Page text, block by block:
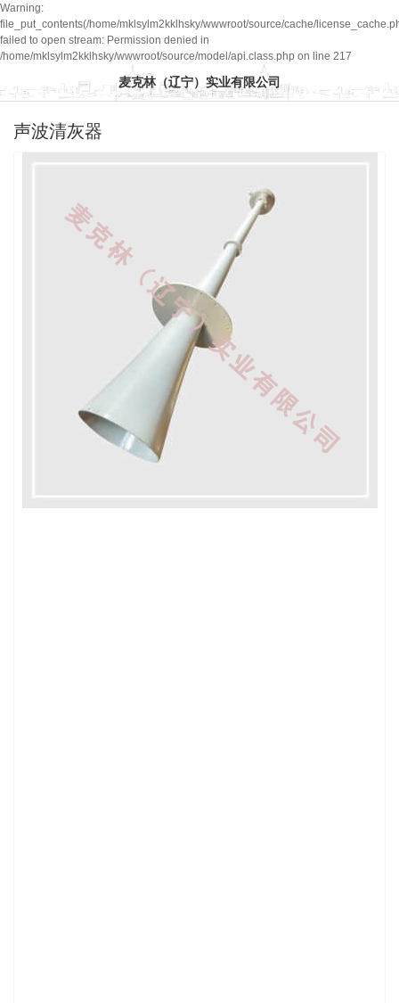
Warning:
file_put_contents(/home/mklsylm2kklhsky/wwwroot/source/cache/
failed to open stream: Permission denied in
/home/mklsylm2kklhsky/wwwroot/source/model/api.class.php on line 217
麦克林（辽宁）实业有限公司
声波清灰器